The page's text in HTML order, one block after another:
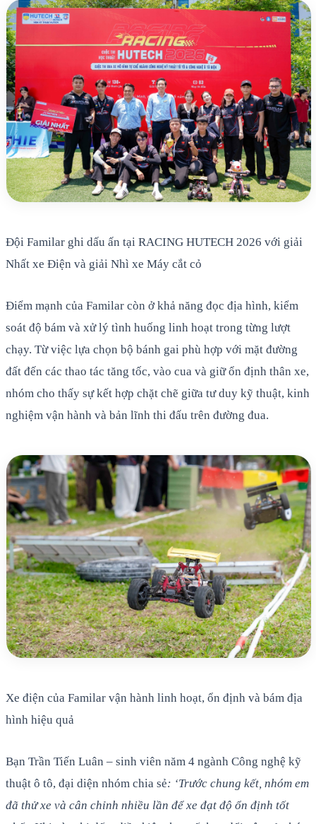
Đội Familar ghi dấu ấn tại RACING HUTECH 2026 với giải
Nhất xe Điện và giải Nhì xe Máy cắt cỏ
Điểm mạnh của Familar còn ở khả năng đọc địa hình, kiểm
soát độ bám và xử lý tình huống linh hoạt trong từng lượt
chạy. Từ việc lựa chọn bộ bánh gai phù hợp với mặt đường
đất đến các thao tác tăng tốc, vào cua và giữ ổn định thân xe,
nhóm cho thấy sự kết hợp chặt chẽ giữa tư duy kỹ thuật, kinh
nghiệm vận hành và bản lĩnh thi đấu trên đường đua.
Xe điện của Familar vận hành linh hoạt, ổn định và bám địa
hình hiệu quả
Bạn Trần Tiến Luân – sinh viên năm 4 ngành Công nghệ kỹ
thuật ô tô, đại diện nhóm chia sẻ: ‘Trước chung kết, nhóm em
đã thử xe và cân chỉnh nhiều lần để xe đạt độ ổn định tốt